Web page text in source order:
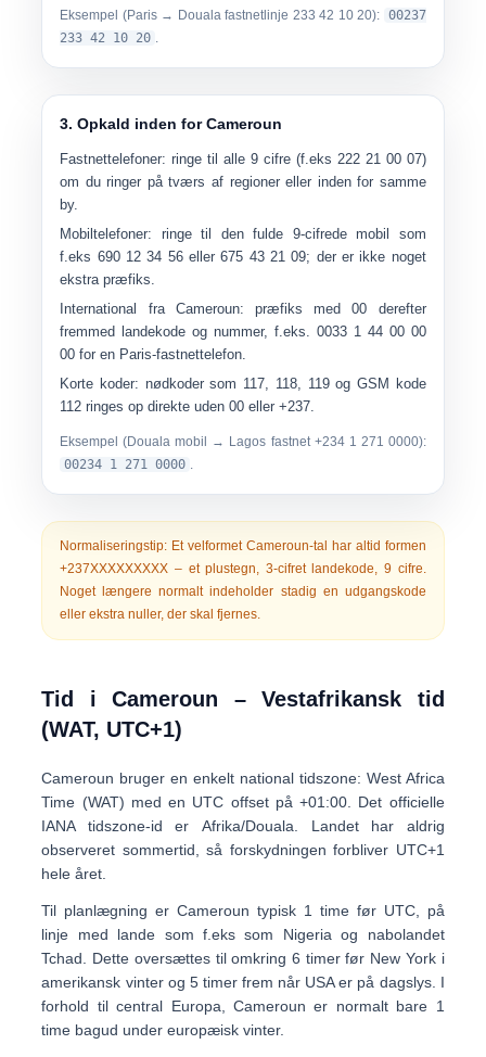
Eksempel (Paris → Douala fastnetlinje 233 42 10 20): 00237
233 42 10 20 .
3. Opkald inden for Cameroun
Fastnettelefoner: ringe til alle9 cifre (f.eks 222 21 00 07)
om du ringer på tværs af regioner eller inden for samme
by.
Mobiltelefoner: ringe til den fulde 9-cifrede mobil som
f.eks 690 12 34 56eller675 43 21 09; der er ikke noget
ekstra præfiks.
International fra Cameroun: præfiks med00 derefter
fremmed landekode og nummer, f.eks. 0033 1 44 00 00
00 for en Paris-fastnettelefon.
Korte koder: nødkoder som 117, 118, 119og GSM kode
112 ringes op direkte uden 00 eller +237.
Eksempel (Douala mobil → Lagos fastnet +234 1 271 0000):
00234 1 271 0000 .
Normaliseringstip: Et velformet Cameroun-tal har altid formen
+237XXXXXXXXX – et plustegn, 3-cifret landekode, 9 cifre.
Noget længere normalt indeholder stadig en udgangskode
eller ekstra nuller, der skal fjernes.
Tid i Cameroun – Vestafrikansk tid
(WAT, UTC+1)
Cameroun bruger enenkelt national tidszone: West Africa
Time (WAT) med en UTC offset på+01:00 . Det officielle
IANA tidszone-id er Afrika/Douala . Landet har aldrig
observeret sommertid , så forskydningen forbliver UTC+1
hele året.
Til planlægning er Cameroun typisk 1 time før UTC, på
linje med lande som f.eks som Nigeria og nabolandet
Tchad. Dette oversættes til omkring 6 timer før New Yorki
amerikansk vinter og 5 timer frem når USA er på dagslys. I
forhold til central Europa, Cameroun er normalt bare 1
time bagud under europæisk vinter.